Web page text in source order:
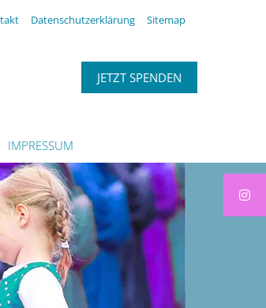
Datenschutzerklärung Sitemap
JETZT SPENDEN
IMPRESSUM